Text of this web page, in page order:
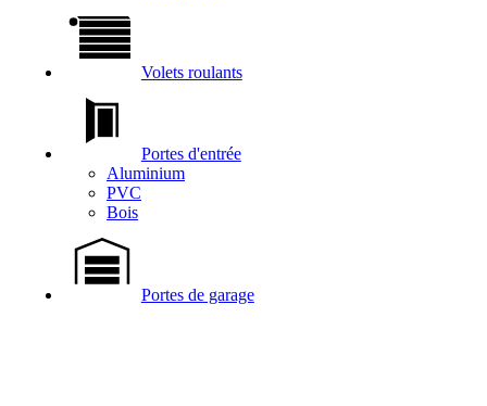
Volets roulants
Portes d'entrée
Aluminium
PVC
Bois
Portes de garage